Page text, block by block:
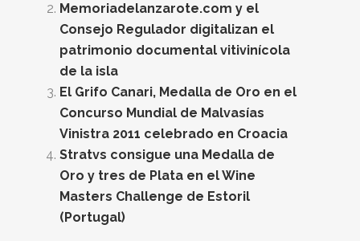
Memoriadelanzarote.com y el
Consejo Regulador digitalizan el
patrimonio documental vitivinícola
de la isla
El Grifo Canari, Medalla de Oro en el
Concurso Mundial de Malvasías
Vinistra 2011 celebrado en Croacia
Stratvs consigue una Medalla de
Oro y tres de Plata en el Wine
Masters Challenge de Estoril
(Portugal)